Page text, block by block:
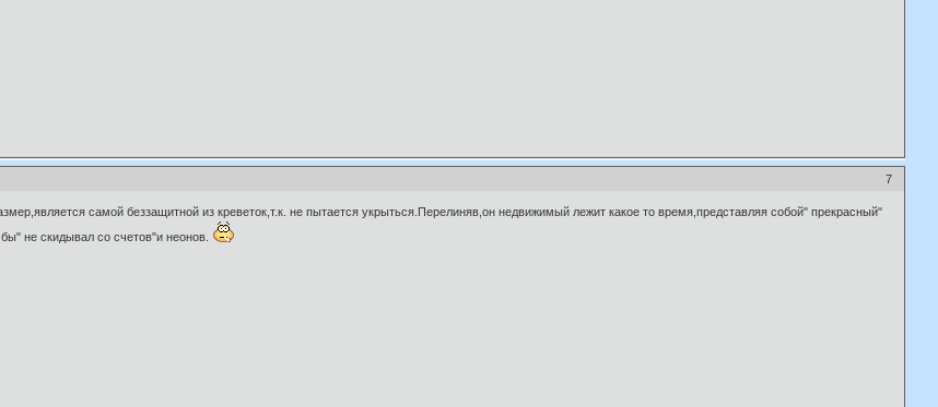
7
самой беззащитной из креветок,т.к. не пытается укрыться.Перелиняв,он недвижимый лежит какое то время,представляя собой" прекрасный"
не скидывал со счетов"и неонов.